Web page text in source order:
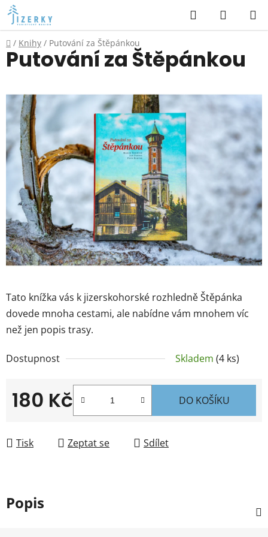
Přejít
na
obsah
Hledat
KOŠÍK
Domů
/ Knihy / Putování za Štěpánkou
Tato knížka vás k jizerskohorské rozhledně Štěpánka
dovede mnoha cestami, ale nabídne vám mnohem víc
než jen popis trasy.
Dostupnost Skladem (4 ks)
180 Kč DO KOŠÍKU
Tisk Zeptat se Sdílet
Putování za Štěpánkou
Popis